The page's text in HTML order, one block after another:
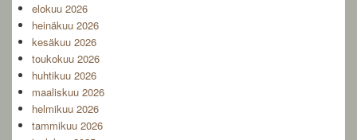
Areaelokuu 2026
heinäkuu 2026
kesäkuu 2026
toukokuu 2026
huhtikuu 2026
maaliskuu 2026
helmikuu 2026
tammikuu 2026